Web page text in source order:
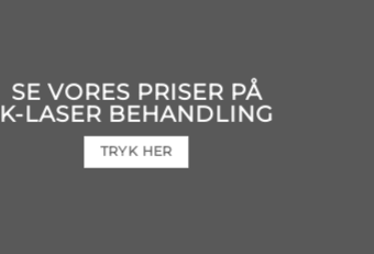
SE VORES PRISER PÅ
K-LASER BEHANDLING
TRYK HER